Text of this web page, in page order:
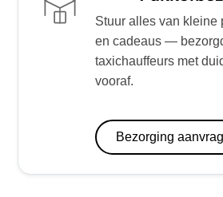
Stuur alles van kleine
en cadeaus —
taxichauffeurs met
vooraf.
Bezorging